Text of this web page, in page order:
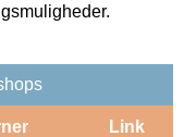
Link